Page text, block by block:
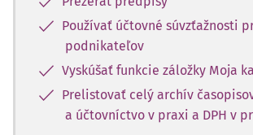
Používať účtovné súvzťažnosti
podnikateľov
Vyskúšať funkcie záložky Moja
Prelistovať celý archív
a účtovníctvo v praxi a DPH v